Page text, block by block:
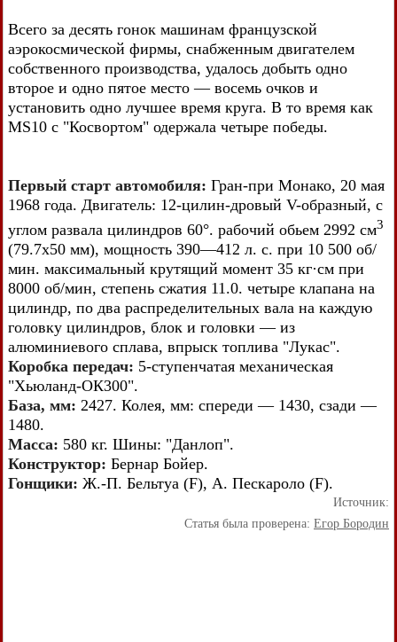
Всего за десять гонок машинам французской
аэрокосмической фирмы, снабженным двигателем
собственного производства, удалось добыть одно
второе и одно пятое место — восемь очков и
установить одно лучшее время круга. В то время как
MS10 с "Косвортом" одержала четыре победы.
Первый старт автомобиля: Гран-при Монако, 20 мая
1968 года. Двигатель: 12-цилин-дровый V-образный, с
углом развала цилиндров 60°. рабочий обьем 2992 см3
(79.7x50 мм), мощность 390—412 л. с. при 10 500 об/
мин. максимальный крутящий момент 35 кг·см при
8000 об/мин, степень сжатия 11.0. четыре клапана на
цилиндр, по два распределительных вала на каждую
головку цилиндров, блок и головки — из
алюминиевого сплава, впрыск топлива "Лукас".
Коробка передач: 5-ступенчатая механическая
"Хьюланд-ОК300".
База, мм: 2427. Колея, мм: спереди — 1430, сзади —
1480.
Масса: 580 кг. Шины: "Данлоп".
Конструктор: Бернар Бойер.
Гонщики: Ж.-П. Бельтуа (F), А. Пескароло (F).
Источник:
Статья была проверена: Егор Бородин